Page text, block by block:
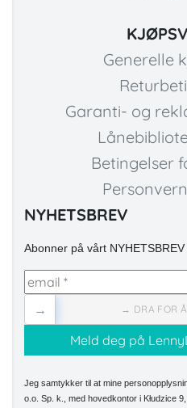
Generelle
Garanti- og
Betingelser
NYHETSBREV
Abonner på vårt
→ DRA FOR
→
Jeg samtykker til at mine
o.o. Sp. k., med hovedkontor i Kłudzice